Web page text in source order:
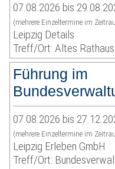
07.08.2026 bis
(mehrere Einzeltermine im
Leipzig Details
Treff/Ort: Altes Rathaus
Führung im
07.08.2026 bis
(mehrere Einzeltermine im
Leipzig Erleben GmbH
Treff/Ort: